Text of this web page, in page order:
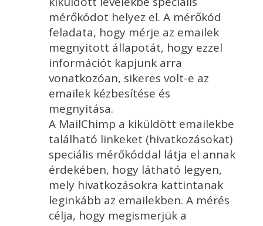
mérőkódot helyez el. A mérőkód
feladata, hogy mérje az emailek
megnyitott állapotát, hogy ezzel
információt kapjunk arra
vonatkozóan, sikeres volt-e az
emailek kézbesítése és
megnyitása.
A MailChimp a kiküldött emailekbe
található linkeket (hivatkozásokat)
speciális mérőkóddal látja el annak
érdekében, hogy látható legyen,
mely hivatkozásokra kattintanak
leginkább az emailekben. A mérés
célja, hogy megismerjük a